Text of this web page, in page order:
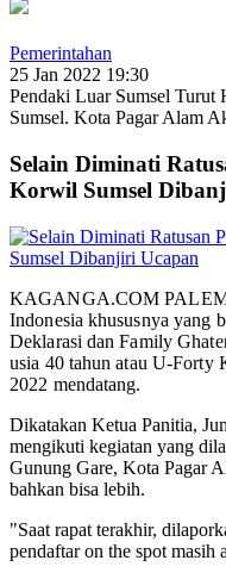
Pemerintahan
25 Jan 2022 19:30
Pendaki Luar Sumsel
Sumsel. Kota Pagar Alam
Selain Diminati
Korwil Sumsel
KAGANGA.COM
Indonesia khususnya yang
Deklarasi dan Family
usia 40 tahun atau U-Forty
2022 mendatang.
Dikatakan Ketua Panitia,
mengikuti kegiatan yang
Gunung Gare, Kota Pagar
bahkan bisa lebih.
"Saat rapat terakhir,
pendaftar on the spot masih